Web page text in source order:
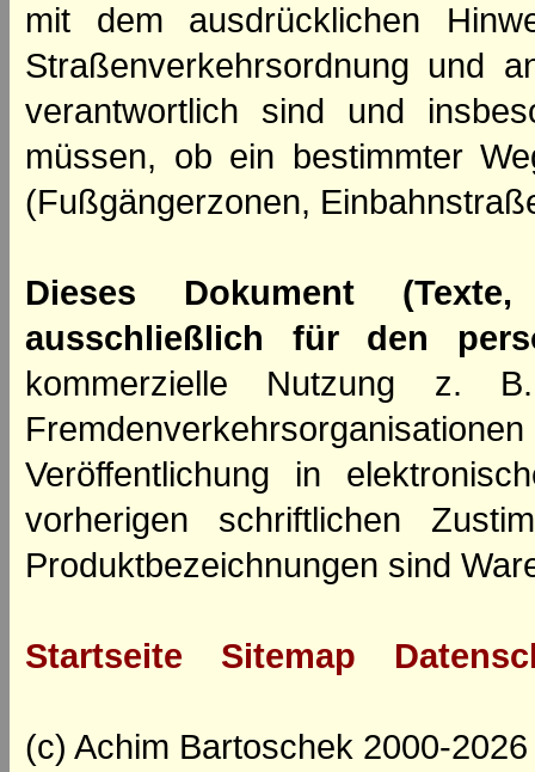
mit dem ausdrücklichen
Straßenverkehrsordnung und
verantwortlich sind und
müssen, ob ein bestimmter
(Fußgängerzonen,
Dieses Dokument
ausschließlich für den
kommerzielle Nutzung z.
Veröffentlichung in
vorherigen schriftlichen
Produktbezeichnungen sind
Startseite Sitemap
(c) Achim Bartoschek 2000-2026